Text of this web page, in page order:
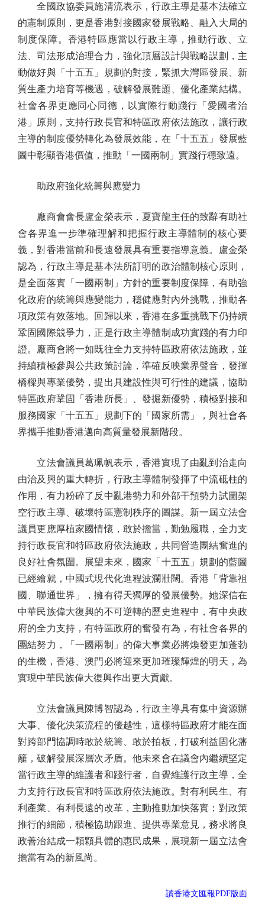
全國政協委員施清流表示，行政主導是基本法確立
的憲制原則，更是香港對接國家發展戰略、融入大局的
制度保障。香港特區應當以行政主導，推動行政、立
法、司法形成治理合力，強化頂層設計與戰略謀劃，主
動做好與「十五五」規劃的對接，緊抓大灣區發展、新
質生產力培育等機遇，破解發展難題、優化產業結構。
社會各界更應同心同德，以實際行動踐行「愛國者治
港」原則，支持行政長官和特區政府依法施政，讓行政
主導的制度優勢轉化為發展效能，在「十五五」發展藍
圖中彰顯香港價值，推動「一國兩制」實踐行穩致遠。
助政府強化統籌與應變力
廠商會會長盧金榮表示，夏寶龍主任的致辭有助社
會各界進一步準確理解和把握行政主導體制的核心要
義，對香港當前和長遠發展具有重要指導意義。盧金榮
認為，行政主導是基本法所訂明的政治體制核心原則，
是全面落實「一國兩制」方針的重要制度保障，有助強
化政府的統籌與應變能力，穩健應對內外挑戰，推動各
項政策有效落地。回歸以來，香港在多重挑戰下仍持續
鞏固國際競爭力，正是行政主導體制成功實踐的有力印
證。廠商會將一如既往全力支持特區政府依法施政，並
持續積極參與公共政策討論，準確反映業界聲音，發揮
橋樑與專業優勢，提出具建設性與可行性的建議，協助
特區政府鞏固「香港所長」、發掘新優勢，積極對接和
服務國家「十五五」規劃下的「國家所需」，與社會各
界攜手推動香港邁向高質量發展新階段。
立法會議員葛珮帆表示，香港實現了由亂到治走向
由治及興的重大轉折，行政主導體制發揮了中流砥柱的
作用，有力粉碎了反中亂港勢力和外部干預勢力試圖架
空行政主導、破壞特區憲制秩序的圖謀。新一屆立法會
議員更應厚植家國情懷，敢於擔當，勤勉履職，全力支
持行政長官和特區政府依法施政，共同營造團結奮進的
良好社會氛圍。展望未來，國家「十五五」規劃的藍圖
已經繪就，中國式現代化進程波瀾壯闊。香港「背靠祖
國、聯通世界」，擁有得天獨厚的發展優勢。她深信在
中華民族偉大復興的不可逆轉的歷史進程中，有中央政
府的全力支持，有特區政府的奮發有為，有社會各界的
團結努力，「一國兩制」的偉大事業必將煥發更加蓬勃
的生機，香港、澳門必將迎來更加璀璨輝煌的明天，為
實現中華民族偉大復興作出更大貢獻。
立法會議員陳博智認為，行政主導具有集中資源辦
大事、優化決策流程的優越性，這樣特區政府才能在面
對跨部門協調時敢於統籌、敢於拍板，打破利益固化藩
籬，破解發展深層次矛盾。他未來會在議會內繼續堅定
當行政主導的維護者和踐行者，自覺維護行政主導，全
力支持行政長官和特區政府依法施政。對有利民生、有
利產業、有利長遠的改革，主動推動加快落實；對政策
推行的細節，積極協助跟進、提供專業意見，務求將良
政善治結成一顆顆具體的惠民成果，展現新一屆立法會
擔當有為的新風尚。
讀香港文匯報PDF版面